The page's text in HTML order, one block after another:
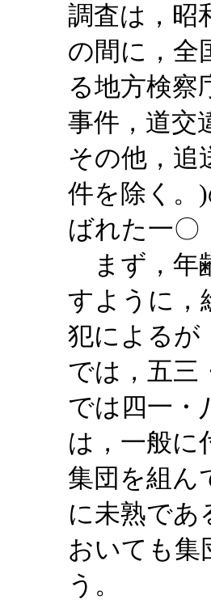
調査は，昭
の間に，全
る地方検察
事件，道交
その他，追
件を除く。
ばれた一〇
まず，年
すように，
犯によるが
では，五三
では四一・
は，一般に
集団を組ん
に未熟であ
おいても集
う。